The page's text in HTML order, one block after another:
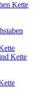
Kette
Kette